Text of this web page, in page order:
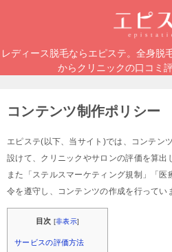
レディース脱毛ならエピステ。全身脱
からクリニックの口コミ
コンテンツ制作ポリシー
エピステ(以下、当サイト)では、コンテン
設けて、クリニックやサロンの評価を算出
また「ステルスマーケティング規制」「
令を遵守し、コンテンツの作成を行ってい
目次 [非表示]
サービスの評価方法